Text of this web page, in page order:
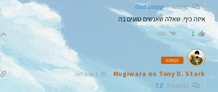
בתגובה לGod usopp
איזה כיף. שאלה שאנשים טועים בה
1 הגב
נקאמה
Mugiwara no Tony D. Stark 5 שנים לפני
בתגובה לT.D